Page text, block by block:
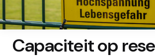
Capaciteit op